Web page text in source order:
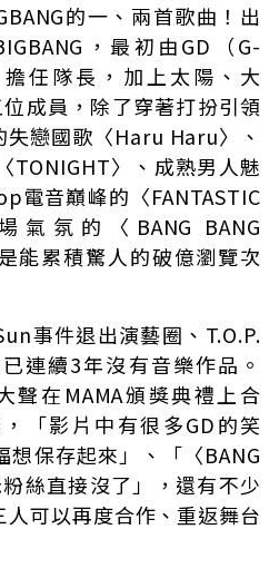
的一、兩首歌曲！出
，最初由GD（G-
擔任隊長，加上太陽、大
成員，除了穿著打扮引領
戀國歌〈Haru Haru〉、
TONIGHT〉、成熟男人魅
電音巔峰的〈FANTASTIC
氣氛的〈BANG BANG
能累積驚人的破億瀏覽次
事件退出演藝圈、T.O.P.
連續3年沒有音樂作品。
聲在MAMA頒獎典禮上合
「影片中有很多GD的笑
想保存起來」、「〈BANG
絲直接沒了」，還有不少
可以再度合作、重返舞台